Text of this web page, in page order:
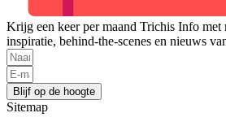
Krijg een keer per maand Trichis Info met
inspiratie, behind-the-scenes en nieuws
Blijf op de hoogte
Sitemap